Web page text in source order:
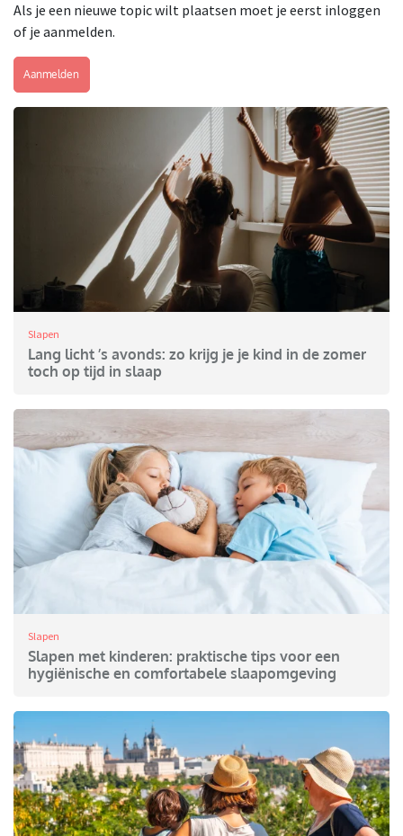
Als je een nieuwe topic wilt plaatsen moet je eerst inloggen
of je aanmelden.
Aanmelden
Slapen
Lang licht ’s avonds: zo krijg je je kind in de zomer
toch op tijd in slaap
Slapen
Slapen met kinderen: praktische tips voor een
hygiënische en comfortabele slaapomgeving